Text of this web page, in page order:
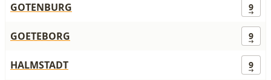
GOTENBURG 9
GOETEBORG 9
HALMSTADT 9